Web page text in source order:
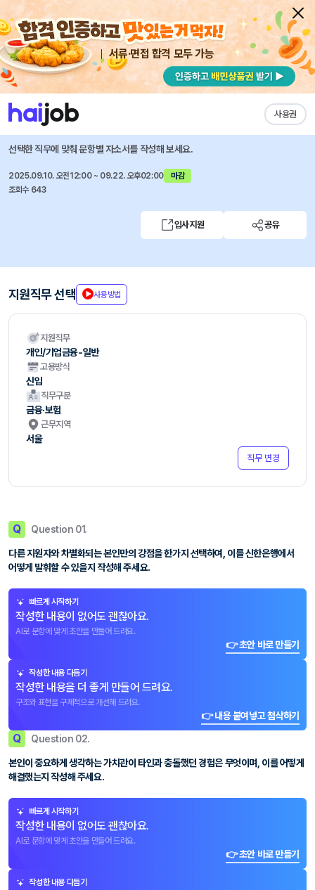
서류·면접 합격 모두 가능
사용권
채용공고 자소서 자유항목 자소서 내 작성목록
신한은행 즐겨찾기
2025년 하반기 신한은행 일반직 신입행원 채용
선택한 직무에 맞춰 문항별 자소서를 작성해 보세요.
2025.09.10. 오전12:00 ~ 09.22. 오후02:00
마감
조회수 643
입사지원 공유
지원직무 선택 사용방법
지원직무
개인/기업금융-일반
고용방식
신입
직무구분
금융·보험
근무지역
서울
직무 변경
Q Question 01.
다른 지원자와 차별화되는 본인만의 강점을 한가지 선택하여, 이를 신한은행에서
어떻게 발휘할 수 있을지 작성해 주세요.
빠르게 시작하기
작성한 내용이 없어도 괜찮아요.
AI로 문항에 맞게 초안을 만들어 드려요.
👉 초안 바로 만들기
작성한 내용 다듬기
작성한 내용을 더 좋게 만들어 드려요.
구조와 표현을 구체적으로 개선해 드려요.
👉 내용 붙여넣고 첨삭하기
Q Question 02.
본인이 중요하게 생각하는 가치관이 타인과 충돌했던 경험은 무엇이며, 이를 어떻게
해결했는지 작성해 주세요.
빠르게 시작하기
작성한 내용이 없어도 괜찮아요.
AI로 문항에 맞게 초안을 만들어 드려요.
👉 초안 바로 만들기
작성한 내용 다듬기